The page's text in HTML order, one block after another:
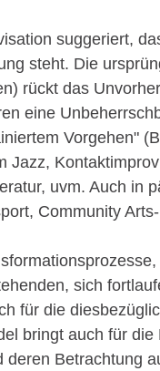
suggeriert,
steht. Die
rückt das
eine
Vorgehen"
uvm. Auch in
Community
sich
für die
bringt auch für
Betrachtung